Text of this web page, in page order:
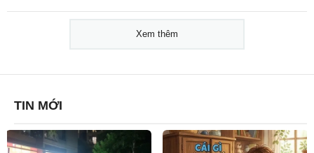
Xem thêm
TIN MỚI